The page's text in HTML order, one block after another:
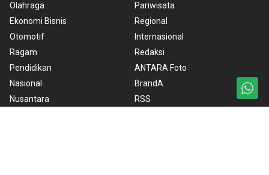
Olahraga
Ekonomi Bisnis
Otomotif
Ragam
Pendidikan
Nasional
Nusantara
Pariwisata
Regional
Internasional
Redaksi
ANTARA Foto
BrandA
RSS